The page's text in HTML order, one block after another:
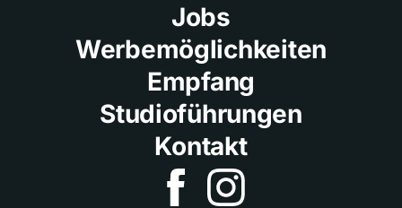
Jobs
Werbemöglichkeiten
Empfang
Studioführungen
Kontakt